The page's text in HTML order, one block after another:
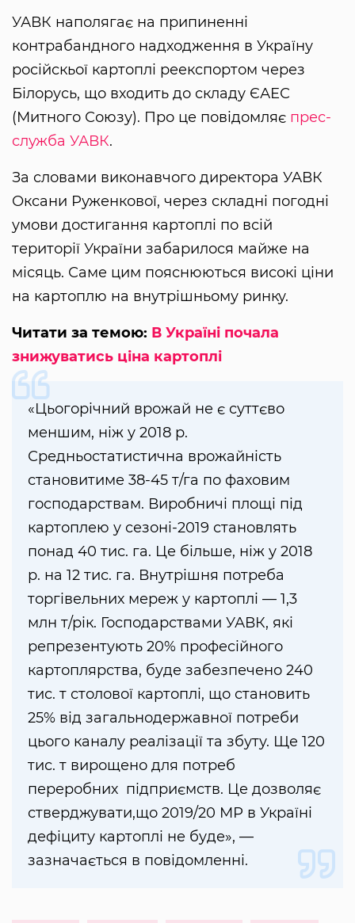
УАВК наполягає на припиненні
контрабандного надходження в Україну
російскьої картоплі реекспортом через
Білорусь, що входить до складу ЄАЕС
(Митного Союзу). Про це повідомляє прес-
служба УАВК.
За словами виконавчого директора УАВК
Оксани Руженкової, через складні погодні
умови достигання картоплі по всій
території України забарилося майже на
місяць. Саме цим пояснюються високі ціни
на картоплю на внутрішньому ринку.
Читати за темою: В Україні почала
знижуватись ціна картоплі
«Цьогорічний врожай не є суттєво
меншим, ніж у 2018 р.
Средньостатистична врожайність
становитиме 38-45 т/га по фаховим
господарствам. Виробничі площі під
картоплею у сезоні-2019 становлять
понад 40 тис. га. Це більше, ніж у 2018
р. на 12 тис. га. Внутрішня потреба
торгівельних мереж у картоплі — 1,3
млн т/рік. Господарствами УАВК, які
репрезентують 20% професійного
картоплярства, буде забезпечено 240
тис. т столової картоплі, що становить
25% від загальнодержавної потреби
цього каналу реалізації та збуту. Ще 120
тис. т вирощено для потреб
переробних підприємств. Це дозволяє
стверджувати,що 2019/20 МР в Україні
дефіциту картоплі не буде», —
зазначається в повідомленні.